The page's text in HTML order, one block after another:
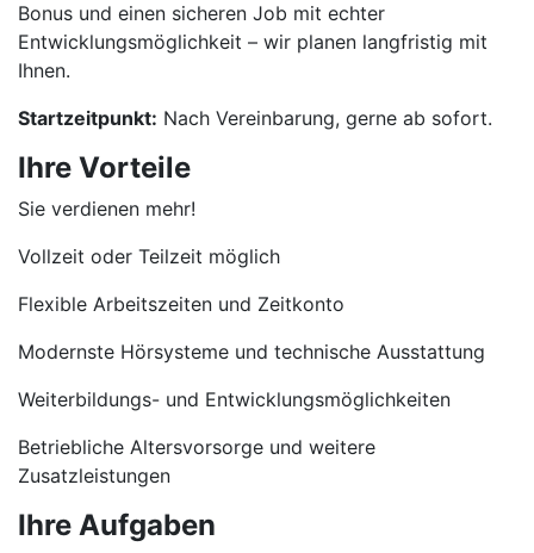
Bonus und einen sicheren Job mit echter
Entwicklungsmöglichkeit – wir planen langfristig mit
Ihnen.
Startzeitpunkt: Nach Vereinbarung, gerne ab sofort.
Ihre Vorteile
Sie verdienen mehr!
Vollzeit oder Teilzeit möglich
Flexible Arbeitszeiten und Zeitkonto
Modernste Hörsysteme und technische Ausstattung
Weiterbildungs- und Entwicklungsmöglichkeiten
Betriebliche Altersvorsorge und weitere
Zusatzleistungen
Ihre Aufgaben